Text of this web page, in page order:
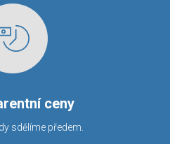
ceny
sdělíme předem.